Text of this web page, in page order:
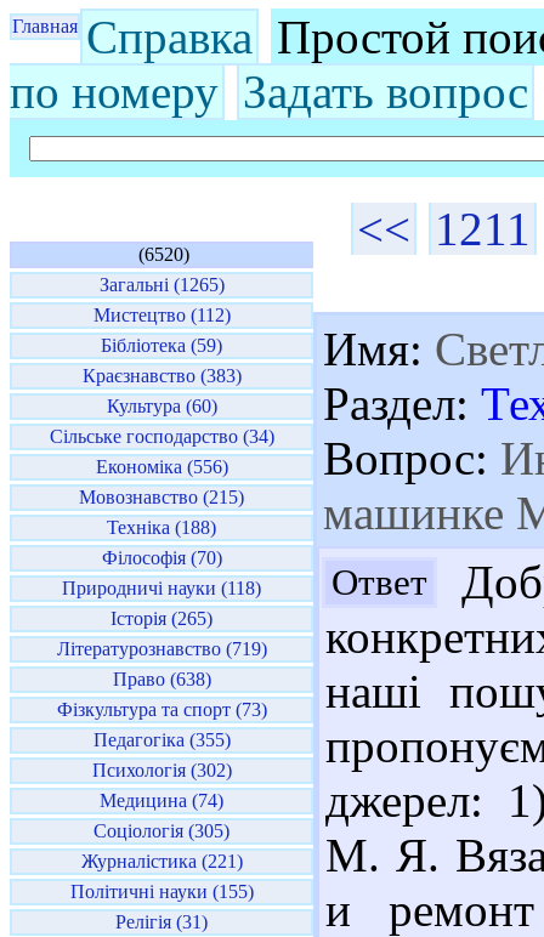
Главная Справка Простой
по номеру Задать вопрос
(6520)
Загальні (1265)
Мистецтво (112)
Бібліотека (59)
Краєзнавство (383)
Культура (60)
Сільське господарство (34)
Економіка (556)
Мовознавство (215)
Техніка (188)
Філософія (70)
Природничі науки (118)
Історія (265)
Літературознавство (719)
Право (638)
Фізкультура та спорт (73)
Педагогіка (355)
Психологія (302)
Медицина (74)
Соціологія (305)
Журналістика (221)
Політичні науки (155)
Релігія (31)
<< 1211
Имя:
Раздел:
Вопрос:
машинке
Ответ
наші
джерел:
М. Я.
и